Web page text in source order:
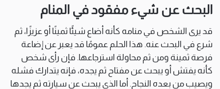
البحث عن شيء مفقود في المنام
قد يرى الشخص في منامه كأنه أضاع شيئًا ثمينًا أو عزيزًا، ثم
شرع في البحث عنه. هذا الحلم عمومًا قد يعبر عن إضاعة
فرصة ثمينة ومن ثم محاولة استرجاعها. فإن رأى شخص
كأنه يفتش أو يبحث عن مفتاح ثم يجده، فإنه يتدارك فشله
ويصيب من بعده النجاح. أما الذي يبحث عن سيارته ثم يجدها